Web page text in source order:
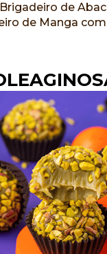
Brigadeiro de
de Manga